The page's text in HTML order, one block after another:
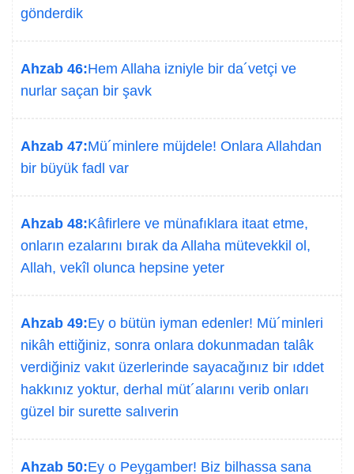
gönderdik
Ahzab 46:Hem Allaha izniyle bir da´vetçi ve
nurlar saçan bir şavk
Ahzab 47:Mü´minlere müjdele! Onlara Allahdan
bir büyük fadl var
Ahzab 48:Kâfirlere ve münafıklara itaat etme,
onların ezalarını bırak da Allaha mütevekkil ol,
Allah, vekîl olunca hepsine yeter
Ahzab 49:Ey o bütün iyman edenler! Mü´minleri
nikâh ettiğiniz, sonra onlara dokunmadan talâk
verdiğiniz vakıt üzerlerinde sayacağınız bir ıddet
hakkınız yoktur, derhal müt´alarını verib onları
güzel bir surette salıverin
Ahzab 50:Ey o Peygamber! Biz bilhassa sana